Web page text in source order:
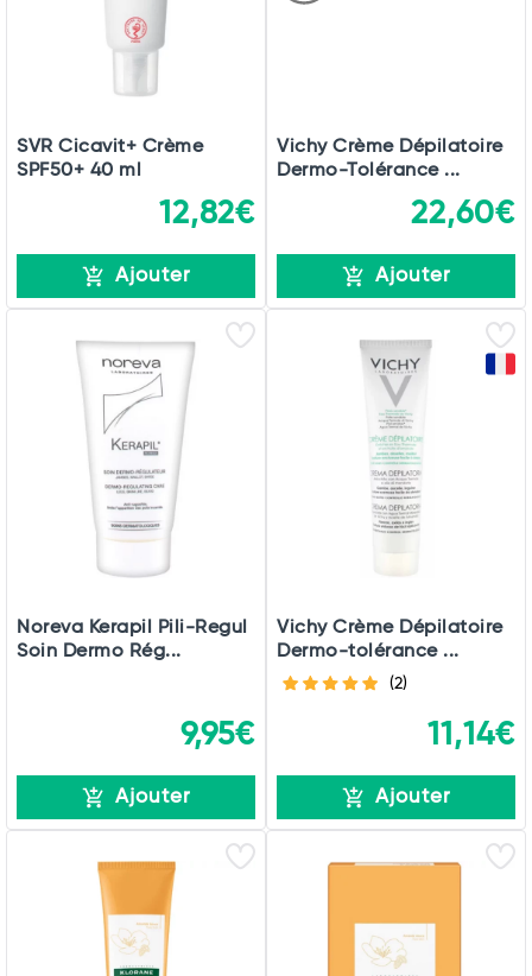
SVR Cicavit+ Crème
SPF50+ 40 ml
12,82€
Ajouter
Vichy Crème Dépilatoire
Dermo-Tolérance ...
22,60€
Ajouter
Noreva Kerapil Pili-Regul
Soin Dermo Rég...
9,95€
Ajouter
Vichy Crème Dépilatoire
Dermo-tolérance ...
(2)
11,14€
Ajouter